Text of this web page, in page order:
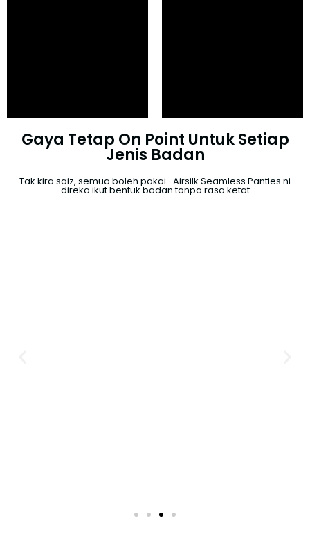
Gaya Tetap On Point Untuk Setiap
Jenis Badan
Tak kira saiz, semua boleh pakai- Airsilk Seamless Panties ni
direka ikut bentuk badan tanpa rasa ketat